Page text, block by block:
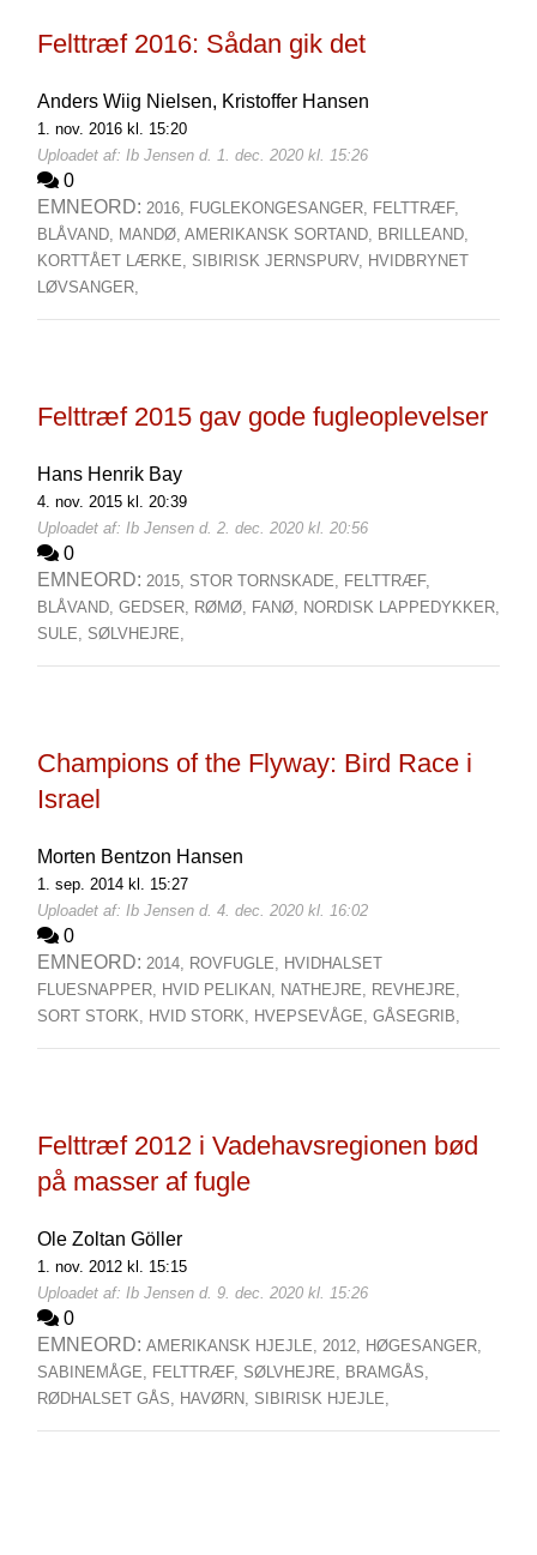
Felttræf 2016: Sådan gik det
Anders Wiig Nielsen, Kristoffer Hansen
1. nov. 2016 kl. 15:20
Uploadet af: Ib Jensen d. 1. dec. 2020 kl. 15:26
0
EMNEORD: 2016, FUGLEKONGESANGER, FELTTRÆF,
BLÅVAND, MANDØ, AMERIKANSK SORTAND, BRILLEAND,
KORTTÅET LÆRKE, SIBIRISK JERNSPURV, HVIDBRYNET
LØVSANGER,
Felttræf 2015 gav gode fugleoplevelser
Hans Henrik Bay
4. nov. 2015 kl. 20:39
Uploadet af: Ib Jensen d. 2. dec. 2020 kl. 20:56
0
EMNEORD: 2015, STOR TORNSKADE, FELTTRÆF,
BLÅVAND, GEDSER, RØMØ, FANØ, NORDISK LAPPEDYKKER,
SULE, SØLVHEJRE,
Champions of the Flyway: Bird Race i
Israel
Morten Bentzon Hansen
1. sep. 2014 kl. 15:27
Uploadet af: Ib Jensen d. 4. dec. 2020 kl. 16:02
0
EMNEORD: 2014, ROVFUGLE, HVIDHALSET
FLUESNAPPER, HVID PELIKAN, NATHEJRE, REVHEJRE,
SORT STORK, HVID STORK, HVEPSEVÅGE, GÅSEGRIB,
Felttræf 2012 i Vadehavsregionen bød
på masser af fugle
Ole Zoltan Göller
1. nov. 2012 kl. 15:15
Uploadet af: Ib Jensen d. 9. dec. 2020 kl. 15:26
0
EMNEORD: AMERIKANSK HJEJLE, 2012, HØGESANGER,
SABINEMÅGE, FELTTRÆF, SØLVHEJRE, BRAMGÅS,
RØDHALSET GÅS, HAVØRN, SIBIRISK HJEJLE,